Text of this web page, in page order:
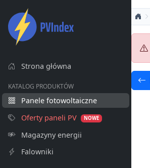
Strona główna
KATALOG PRODUKTÓW
Panele fotowoltaiczne
Oferty paneli PV
NOWE
Magazyny energii
Falowniki